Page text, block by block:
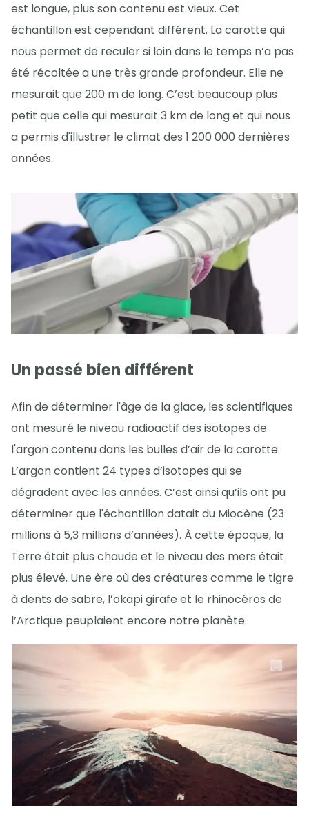
est longue, plus son contenu est vieux. Cet
échantillon est cependant différent. La carotte qui
nous permet de reculer si loin dans le temps n’a pas
été récoltée a une très grande profondeur. Elle ne
mesurait que 200 m de long. C’est beaucoup plus
petit que celle qui mesurait 3 km de long et qui nous
a permis d'illustrer le climat des 1 200 000 dernières
années.
Un passé bien différent
Afin de déterminer l'âge de la glace, les scientifiques
ont mesuré le niveau radioactif des isotopes de
l'argon contenu dans les bulles d’air de la carotte.
L’argon contient 24 types d’isotopes qui se
dégradent avec les années. C’est ainsi qu’ils ont pu
déterminer que l'échantillon datait du Miocène (23
millions à 5,3 millions d’années). À cette époque, la
Terre était plus chaude et le niveau des mers était
plus élevé. Une ère où des créatures comme le tigre
à dents de sabre, l’okapi girafe et le rhinocéros de
l’Arctique peuplaient encore notre planète.